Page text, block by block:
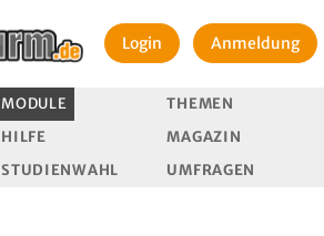
Login Anmeldung
MODULE
THEMEN
HILFE
MAGAZIN
STUDIENWAHL UMFRAGEN